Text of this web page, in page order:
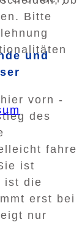
und
vorn -
des
fahre
ist
ist die
erst bei
nur
Bitte